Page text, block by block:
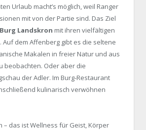
Urlaub macht’s möglich, weil Ranger
mit von der Partie sind. Das Ziel
Burg Landskron mit ihren vielfältigen
Auf dem Affenberg gibt es die seltene
Makalen in freier Natur und aus
beobachten. Oder aber die
der Adler. Im Burg-Restaurant
kulinarisch verwöhnen
– das ist Wellness für Geist, Körper